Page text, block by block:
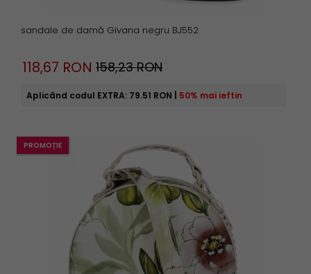
sandale de damă Givana negru BJ552
118,67 RON 158,23 RON
Aplicând codul EXTRA: 79.51 RON 50% mai ieftin
PROMOȚIE